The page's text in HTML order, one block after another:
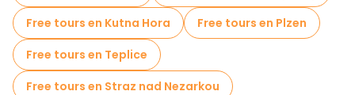
Free Tours sobre la Guerra en Praga
Free tours de juderías en Praga
Tickets de entrada en Praga
Cruceros en Praga
Free tours en Kutna Hora
Free tours en Plzen
Free tours en Teplice
Free tours en Straz nad Nezarkou